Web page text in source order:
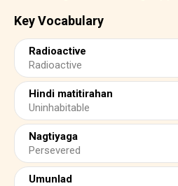
Key Vocabulary
Radioactive
Radioactive
Hindi matitirahan
Uninhabitable
Nagtiyaga
Persevered
Umunlad